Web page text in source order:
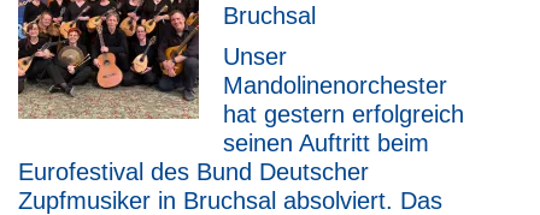
Bruchsal
Unser
Mandolinenorchester
hat gestern erfolgreich
seinen Auftritt beim
Eurofestival des Bund Deutscher
Zupfmusiker in Bruchsal absolviert. Das